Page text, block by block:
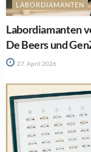
LABORDIAMANTEN
Labordiamanten
De Beers und
27. April 2026